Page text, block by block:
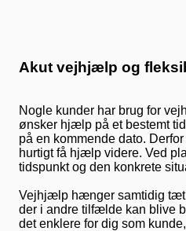
Akut vejhjælp og
Nogle kunder har brug for
ønsker hjælp på et bestemt
på en kommende dato.
hurtigt få hjælp videre. Ved
tidspunkt og den konkrete
Vejhjælp hænger samtidig tæt
der i andre tilfælde kan blive
det enklere for dig som